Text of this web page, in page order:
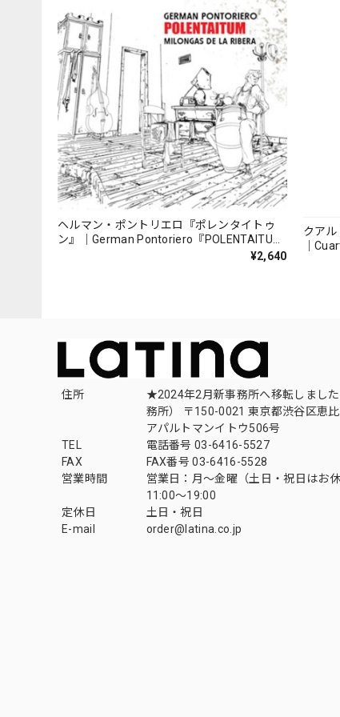
ヘルマン・ポントリエロ『ポレンタイトゥ
ン』｜German Pontoriero『POLENTAITUM
¥2,640
クアル
｜
住所
★2024年2月新事務所へ移転しまし
務所） 〒150-0021 東京都渋谷区恵
アパルトマンイトウ506号
TEL
電話番号 03-6416-5527
FAX
FAX番号 03-6416-5528
営業時間
営業日：月〜金曜（土日・祝日はお休
11:00〜19:00
定休日
土日・祝日
E-mail
order@latina.co.jp